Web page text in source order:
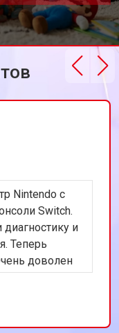
Nintendo с
Switch.
и
Теперь
доволен